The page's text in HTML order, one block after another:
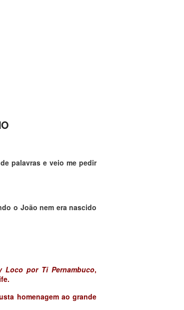
palavras e veio me pedir
o João nem era nascido
Loco por Ti Pernambuco,
homenagem ao grande